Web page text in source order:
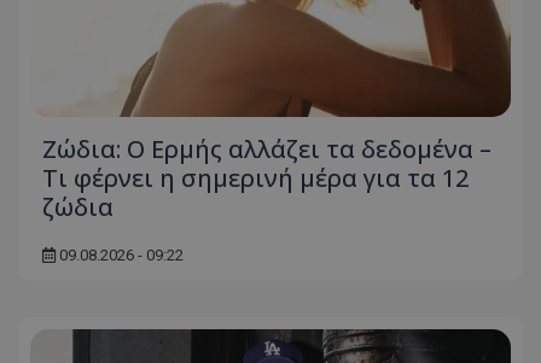
Ζώδια: Ο Ερμής αλλάζει τα δεδομένα –
Τι φέρνει η σημερινή μέρα για τα 12
ζώδια
09.08.2026 - 09:22